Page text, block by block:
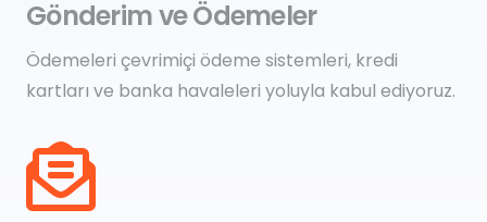
Gönderim ve Ödemeler
Ödemeleri çevrimiçi ödeme sistemleri, kredi
kartları ve banka havaleleri yoluyla kabul ediyoruz.